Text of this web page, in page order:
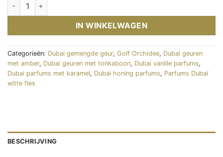
IN WINKELWAGEN
Categorieën: Dubai gemengde geur, Golf Orchidee, Dubai geuren
met amber, Dubai geuren met tonkaboon, Dubai vanille parfums,
Dubai parfums met karamel, Dubai honing parfums, Parfums Dubaï
witte fles
BESCHRIJVING